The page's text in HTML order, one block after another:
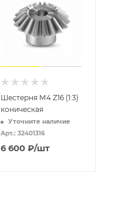
Шестерня M4 Z16 (1:3)
коническая
Уточните наличие
Арт.: 32401316
6 600 ₽/шт